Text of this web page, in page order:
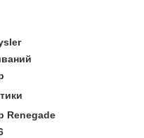
Renegade